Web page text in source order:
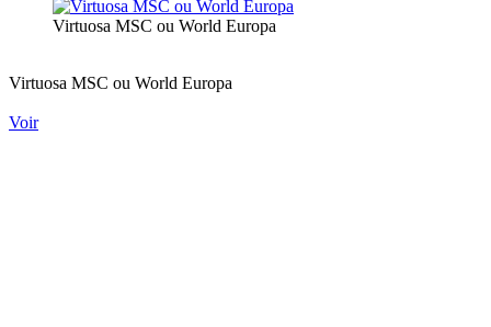
Virtuosa MSC ou World Europa
Virtuosa MSC ou World Europa
Voir